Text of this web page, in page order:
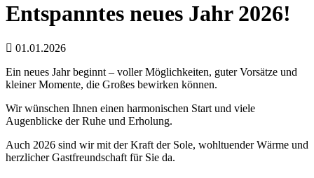
Entspanntes neues Jahr 2026!
01.01.2026
Ein neues Jahr beginnt – voller Möglichkeiten, guter Vorsätze und
kleiner Momente, die Großes bewirken können.
Wir wünschen Ihnen einen harmonischen Start und viele
Augenblicke der Ruhe und Erholung.
Auch 2026 sind wir mit der Kraft der Sole, wohltuender Wärme und
herzlicher Gastfreundschaft für Sie da.